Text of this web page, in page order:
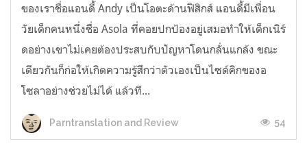
ของเราชื่อแอนดี้ Andy เป็นโอตะด้านฟิสิกส์ แอนดี้มีเพื่อน
วัยเด็กคนหนึ่งชื่อ Asola ที่คอยปกป้องอยู่เสมอทำให้เด็กเนิร์
ดอย่างเขาไม่เคยต้องประสบกับปัญหาโดนกลั่นแกล้ง ขณะ
เดียวกันก็ก่อให้เกิดความรู้สึกว่าตัวเองเป็นไซด์คิกของอ
โซลาอย่างช่วยไม่ได้ แล้วที...
Parntranslation and Review 54